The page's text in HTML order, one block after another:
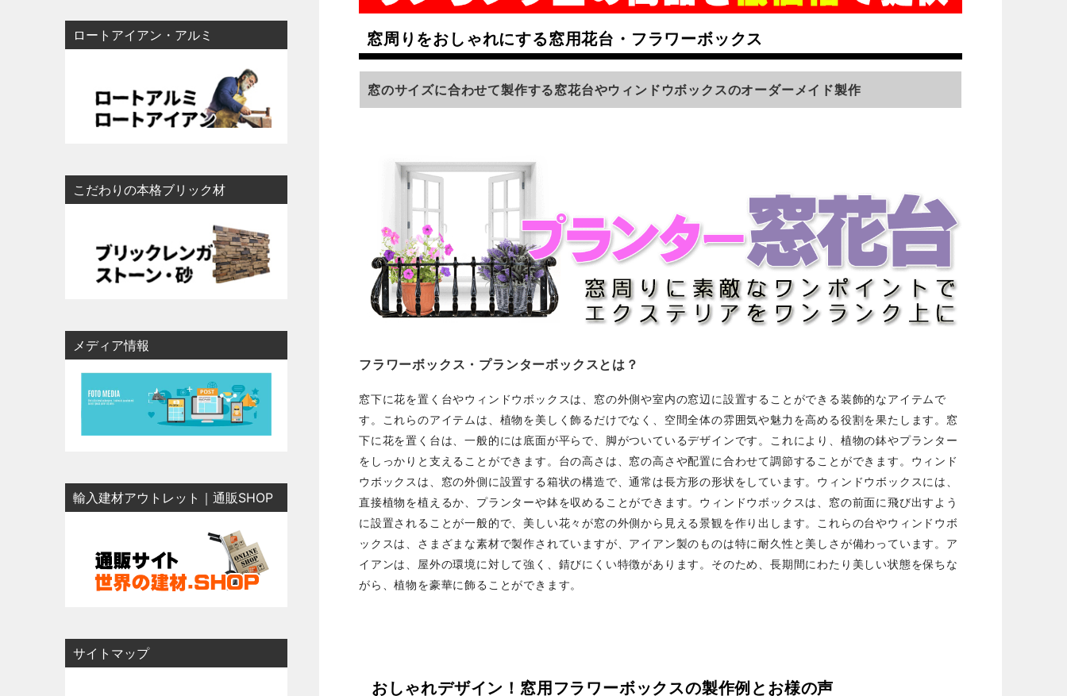
窓周りをおしゃれにする窓用花台・フラワーボックス
窓のサイズに合わせて製作する窓花台やウィンドウボックスのオーダーメイド製作
フラワーボックス・プランターボックスとは？
窓下に花を置く台やウィンドウボックスは、窓の外側や室内の窓辺に設置することができる装飾的なアイテムで
す。これらのアイテムは、植物を美しく飾るだけでなく、空間全体の雰囲気や魅力を高める役割を果たします。 窓
下に花を置く台は、一般的には底面が平らで、脚がついているデザインです。これにより、植物の鉢やプランター
をしっかりと支えることができます。台の高さは、窓の高さや配置に合わせて調節することができます。 ウィンド
ウボックスは、窓の外側に設置する箱状の構造で、通常は長方形の形状をしています。ウィンドウボックスには、
直接植物を植えるか、プランターや鉢を収めることができます。ウィンドウボックスは、窓の前面に飛び出すよう
に設置されることが一般的で、美しい花々が窓の外側から見える景観を作り出します。 これらの台やウィンドウボ
ックスは、さまざまな素材で製作されていますが、アイアン製のものは特に耐久性と美しさが備わっています。ア
イアンは、屋外の環境に対して強く、錆びにくい特徴があります。そのため、長期間にわたり美しい状態を保ちな
がら、植物を豪華に飾ることができます。
おしゃれデザイン！窓用フラワーボックスの製作例とお様の声
ロートアイアン・アルミ
こだわりの本格ブリック材
メディア情報
輸入建材アウトレット｜通販SHOP
サイトマップ